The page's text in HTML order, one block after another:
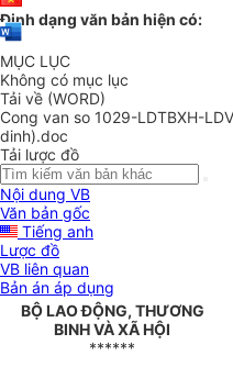
Định dạng văn bản hiện có:
MỤC LỤC
Không có mục lục
Tải về (WORD)
Cong van so 1029-LDTBXH-
dinh).doc
Tải lược đồ
Nội dung VB
Văn bản gốc
Tiếng anh
Lược đồ
VB liên quan
Bản án áp dụng
BỘ LAO ĐỘNG, THƯƠNG
BINH VÀ XÃ HỘI
******